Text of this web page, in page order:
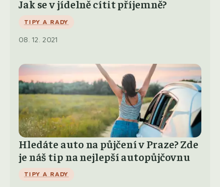
Jak se v jídelně cítit příjemně?
TIPY A RADY
08. 12. 2021
Hledáte auto na půjčení v Praze? Zde
je náš tip na nejlepší autopůjčovnu
TIPY A RADY